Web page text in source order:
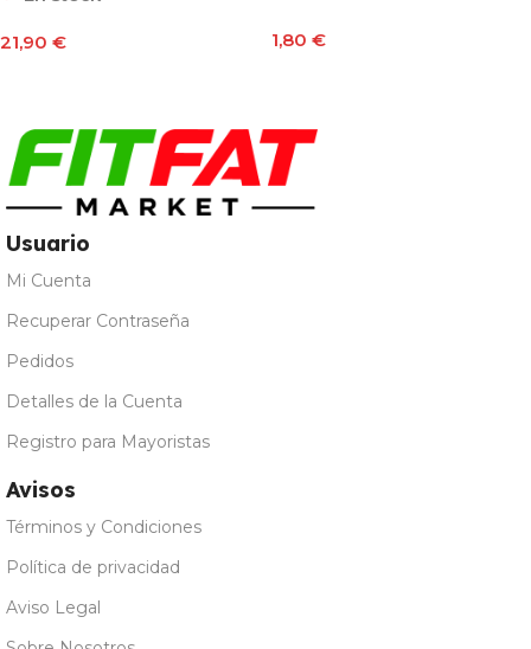
21,90 € 1,80 €
Usuario
Mi Cuenta
Recuperar Contraseña
Pedidos
Detalles de la Cuenta
Registro para Mayoristas
Avisos
Términos y Condiciones
Política de privacidad
Aviso Legal